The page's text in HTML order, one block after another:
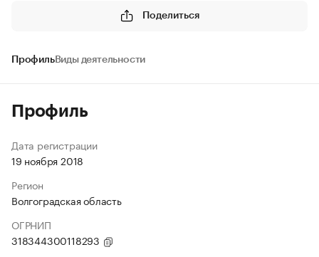
Поделиться
ПрофильВиды деятельности
Профиль
Дата регистрации
19 ноября 2018
Регион
Волгоградская область
ОГРНИП
318344300118293